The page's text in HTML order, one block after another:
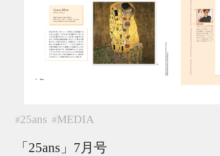
#25ans #MEDIA
「25ans」7月号